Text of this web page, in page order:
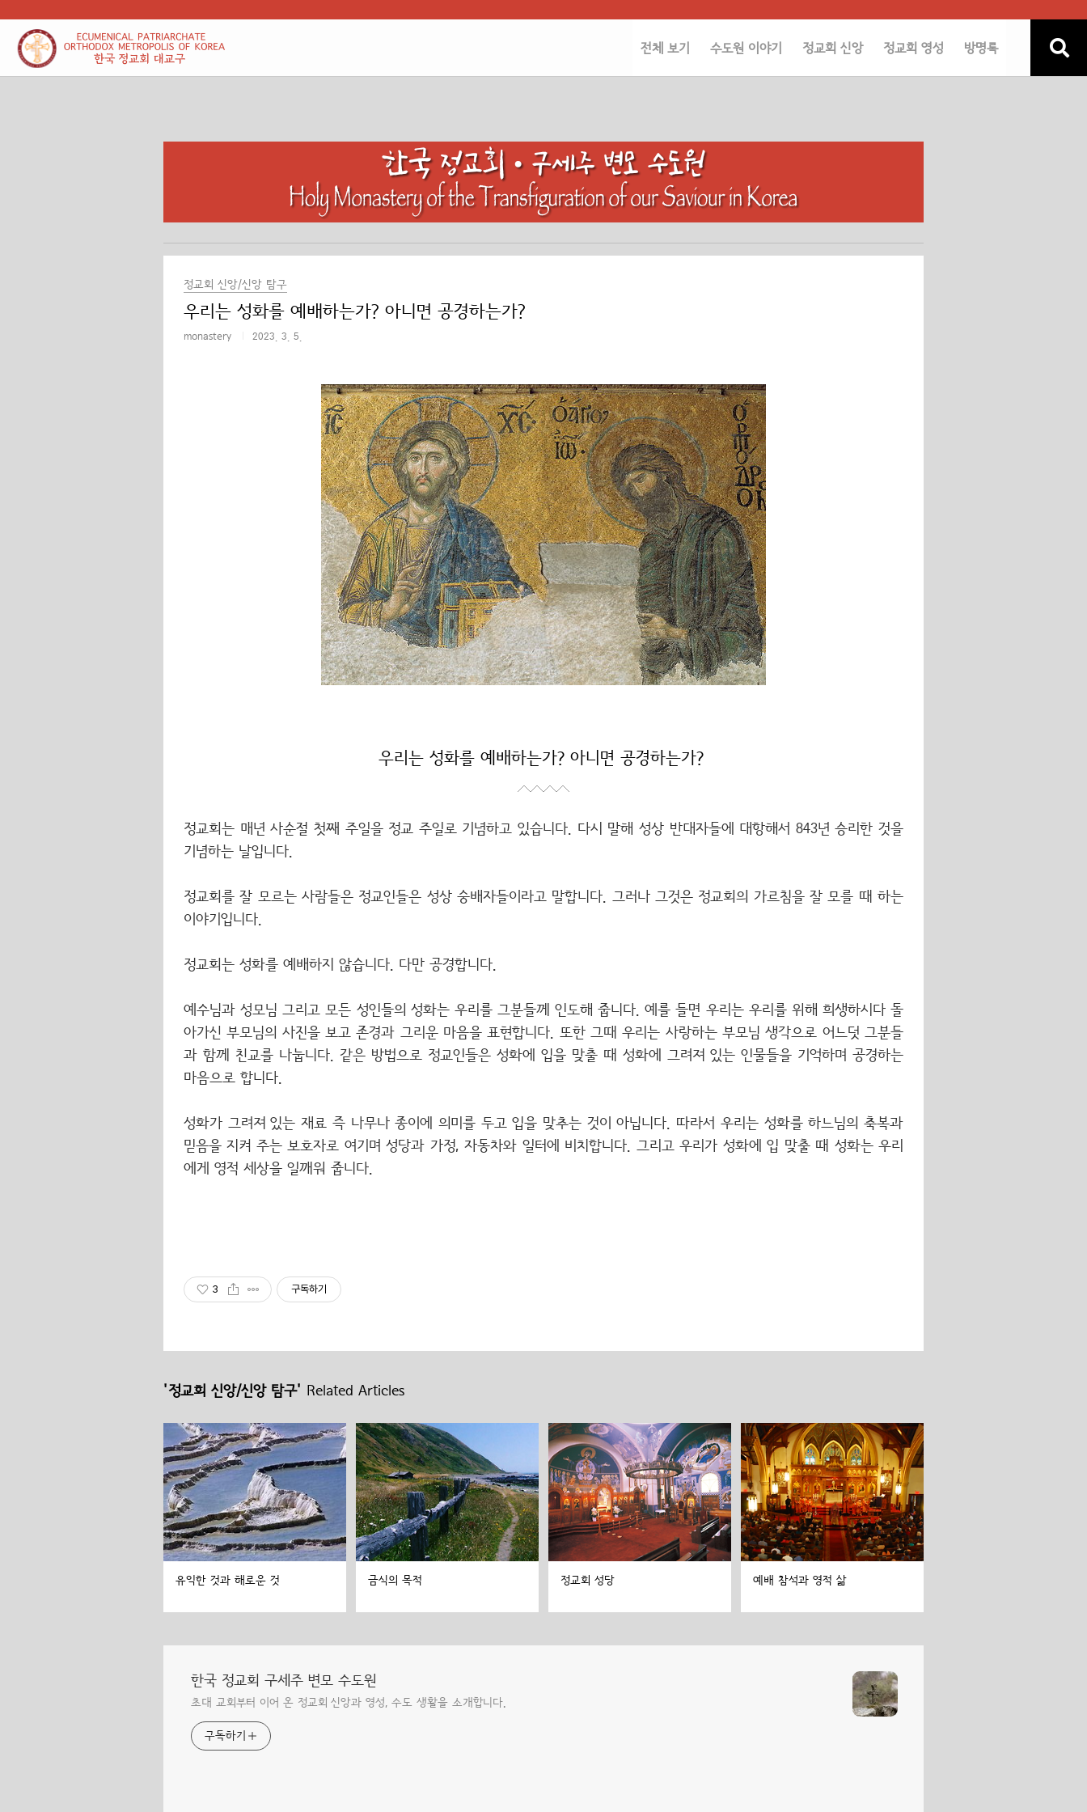
전체 보기 수도원 이야기 정교회 신앙 정교회 영성 방명록
정교회 신앙/신앙 탐구
우리는 성화를 예배하는가? 아니면 공경하는가?
monastery 2023. 3. 5.
우리는 성화를 예배하는가? 아니면 공경하는가?
정교회는 매년 사순절 첫째 주일을 정교 주일로 기념하고 있습니다. 다시 말해 성상 반대자들에 대항해서 843년 승리한 것을
기념하는 날입니다.
정교회를 잘 모르는 사람들은 정교인들은 성상 숭배자들이라고 말합니다. 그러나 그것은 정교회의 가르침을 잘 모를 때 하는
이야기입니다.
정교회는 성화를 예배하지 않습니다. 다만 공경합니다.
예수님과 성모님 그리고 모든 성인들의 성화는 우리를 그분들께 인도해 줍니다. 예를 들면 우리는 우리를 위해 희생하시다 돌
아가신 부모님의 사진을 보고 존경과 그리운 마음을 표현합니다. 또한 그때 우리는 사랑하는 부모님 생각으로 어느덧 그분들
과 함께 친교를 나눕니다. 같은 방법으로 정교인들은 성화에 입을 맞출 때 성화에 그려져 있는 인물들을 기억하며 공경하는
마음으로 합니다.
성화가 그려져 있는 재료 즉 나무나 종이에 의미를 두고 입을 맞추는 것이 아닙니다. 따라서 우리는 성화를 하느님의 축복과
믿음을 지켜 주는 보호자로 여기며 성당과 가정, 자동차와 일터에 비치합니다. 그리고 우리가 성화에 입 맞출 때 성화는 우리
에게 영적 세상을 일깨워 줍니다.
3 구독하기
'정교회 신앙/신앙 탐구' Related Articles
유익한 것과 해로운 것 금식의 목적 정교회 성당 예배 참석과 영적 삶
한국 정교회 구세주 변모 수도원
초대 교회부터 이어 온 정교회 신앙과 영성, 수도 생활을 소개합니다.
구독하기